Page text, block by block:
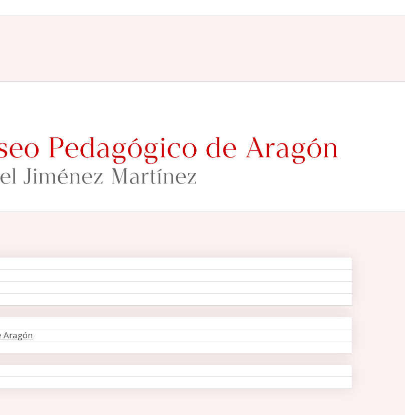
Aragón